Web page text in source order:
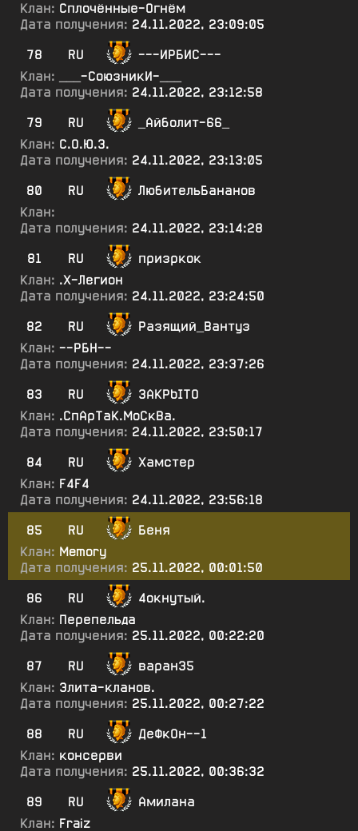
Клан: Сплочённые-Огнём
Дата получения: 24.11.2022, 23:09:05
78
RU
---ИРБИС---
Клан:
___-СоюзникИ-___
Дата получения: 24.11.2022, 23:12:58
79
RU
_Айболит-66_
Клан: С.О.Ю.З.
Дата получения: 24.11.2022, 23:13:05
80
RU
ЛюбительБананов
Клан:
Дата получения: 24.11.2022, 23:14:28
81
RU
призркок
Клан: .Х-Легион
Дата получения: 24.11.2022, 23:24:50
82
RU
Разящий_Вантуз
Клан: --РБН--
Дата получения: 24.11.2022, 23:37:26
83
RU
3AKPbITO
Клан: .СпАрТаК.МоСкВа.
Дата получения: 24.11.2022, 23:50:17
84
RU
Хамстер
Клан: F4F4
Дата получения: 24.11.2022, 23:56:18
85
RU
Беня
Клан: Memory
Дата получения: 25.11.2022, 00:01:50
86
RU
4окнутый.
Клан: Перепельда
Дата получения: 25.11.2022, 00:22:20
87
RU
варан35
Клан: Элита-кланов.
Дата получения: 25.11.2022, 00:27:22
88
RU
ДеФкОн--1
Клан: консерви
Дата получения: 25.11.2022, 00:36:32
89
RU
Амилана
Клан: Fraiz